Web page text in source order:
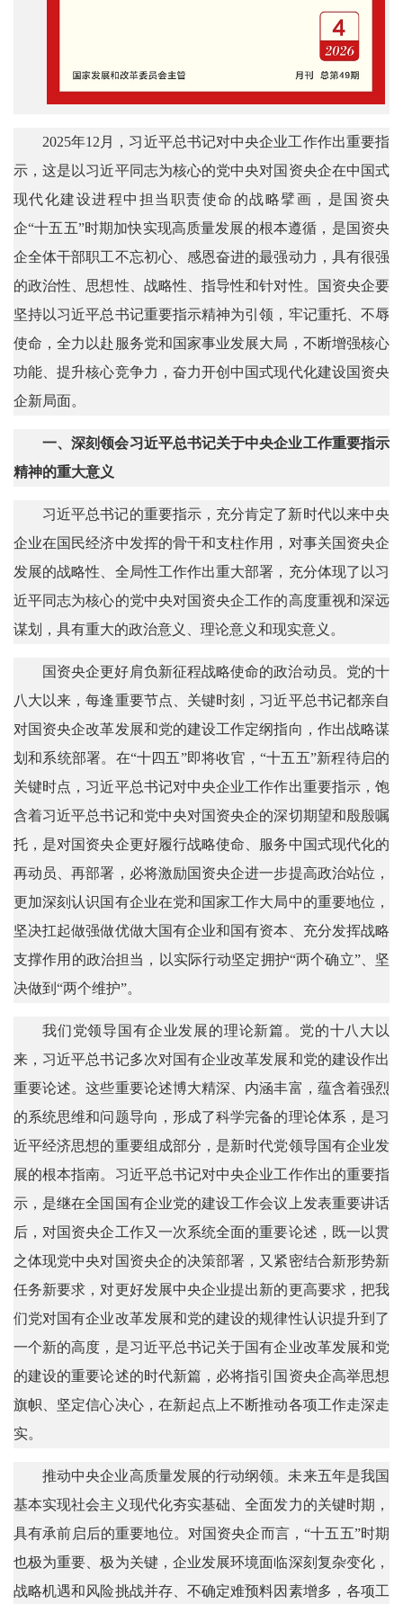
2025年12月，习近平总书记对中央企业工作作出重要指
示，这是以习近平同志为核心的党中央对国资央企在中国式
现代化建设进程中担当职责使命的战略擘画，是国资央
企“十五五”时期加快实现高质量发展的根本遵循，是国资央
企全体干部职工不忘初心、感恩奋进的最强动力，具有很强
的政治性、思想性、战略性、指导性和针对性。国资央企要
坚持以习近平总书记重要指示精神为引领，牢记重托、不辱
使命，全力以赴服务党和国家事业发展大局，不断增强核心
功能、提升核心竞争力，奋力开创中国式现代化建设国资央
企新局面。
一、深刻领会习近平总书记关于中央企业工作重要指示
精神的重大意义
习近平总书记的重要指示，充分肯定了新时代以来中央
企业在国民经济中发挥的骨干和支柱作用，对事关国资央企
发展的战略性、全局性工作作出重大部署，充分体现了以习
近平同志为核心的党中央对国资央企工作的高度重视和深远
谋划，具有重大的政治意义、理论意义和现实意义。
国资央企更好肩负新征程战略使命的政治动员。党的十
八大以来，每逢重要节点、关键时刻，习近平总书记都亲自
对国资央企改革发展和党的建设工作定纲指向，作出战略谋
划和系统部署。在“十四五”即将收官，“十五五”新程待启的
关键时点，习近平总书记对中央企业工作作出重要指示，饱
含着习近平总书记和党中央对国资央企的深切期望和殷殷嘱
托，是对国资央企更好履行战略使命、服务中国式现代化的
再动员、再部署，必将激励国资央企进一步提高政治站位，
更加深刻认识国有企业在党和国家工作大局中的重要地位，
坚决扛起做强做优做大国有企业和国有资本、充分发挥战略
支撑作用的政治担当，以实际行动坚定拥护“两个确立”、坚
决做到“两个维护”。
我们党领导国有企业发展的理论新篇。党的十八大以
来，习近平总书记多次对国有企业改革发展和党的建设作出
重要论述。这些重要论述博大精深、内涵丰富，蕴含着强烈
的系统思维和问题导向，形成了科学完备的理论体系，是习
近平经济思想的重要组成部分，是新时代党领导国有企业发
展的根本指南。习近平总书记对中央企业工作作出的重要指
示，是继在全国国有企业党的建设工作会议上发表重要讲话
后，对国资央企工作又一次系统全面的重要论述，既一以贯
之体现党中央对国资央企的决策部署，又紧密结合新形势新
任务新要求，对更好发展中央企业提出新的更高要求，把我
们党对国有企业改革发展和党的建设的规律性认识提升到了
一个新的高度，是习近平总书记关于国有企业改革发展和党
的建设的重要论述的时代新篇，必将指引国资央企高举思想
旗帜、坚定信心决心，在新起点上不断推动各项工作走深走
实。
推动中央企业高质量发展的行动纲领。未来五年是我国
基本实现社会主义现代化夯实基础、全面发力的关键时期，
具有承前启后的重要地位。对国资央企而言，“十五五”时期
也极为重要、极为关键，企业发展环境面临深刻复杂变化，
战略机遇和风险挑战并存、不确定难预料因素增多，各项工